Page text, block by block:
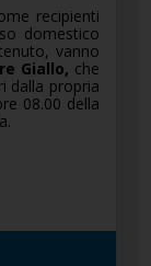
recipienti
domestico
vanno
Giallo, che
dalla propria
08.00 della